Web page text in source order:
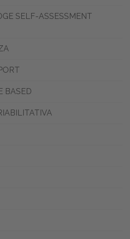
SELF-ASSESSMENT
BASED